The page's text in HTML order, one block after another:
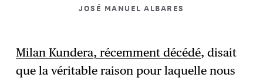
JOSÉ MANUEL ALBARES
Milan Kundera, récemment décédé, disait
que la véritable raison pour laquelle nous